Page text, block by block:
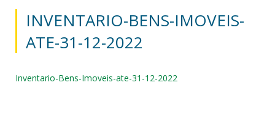
INVENTARIO-BENS-IMOVEIS-
ATE-31-12-2022
Inventario-Bens-Imoveis-ate-31-12-2022